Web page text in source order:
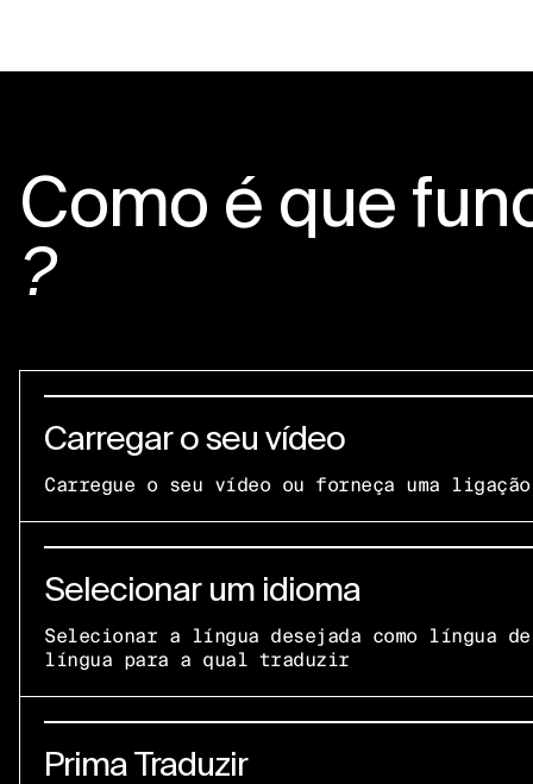
Como é que
?
Carregar o seu vídeo
Carregue o seu vídeo ou forneça uma ligação
Selecionar um idioma
Selecionar a língua desejada como língua
língua para a qual traduzir
Prima Traduzir